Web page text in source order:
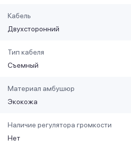
Кабель
Двухсторонний
Тип кабеля
Съемный
Материал амбушюр
Экокожа
Наличие регулятора громкости
Нет